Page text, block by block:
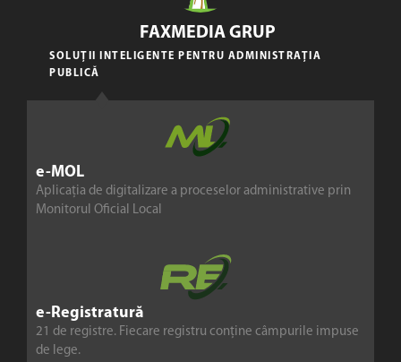
e-MOL
Aplicația de digitalizare a proceselor administrative prin
Monitorul Oficial Local
e-Registratură
21 de registre. Fiecare registru conține câmpurile impuse
de lege.
FAXMEDIA GRUP
SOLUȚII INTELIGENTE PENTRU ADMINISTRAȚIA
PUBLICĂ